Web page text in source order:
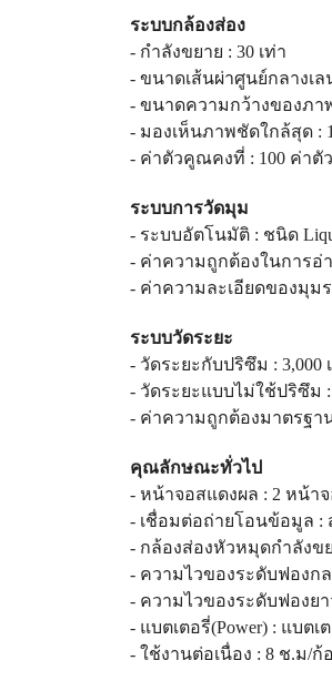
ระบบกล้องส่อง
- กำลังขยาย : 30 เท่า
- ขนาดเส้นผ่าศูนย์กลางเ
- ขนาดความกว้างของภา
- มองเห็นภาพชัดใกล้สุด :
- ค่าตัวคูณคงที่ : 100 ค่าตั
ระบบการวัดมุม
- ระบบอัตโนมัติ : ชนิด
- ค่าความถูกต้องในการอ่
- ค่าความละเอียดของมุม
ระบบวัดระยะ
- วัดระยะกับปริซึม : 3,000
- วัดระยะแบบไม่ใช้ปริซึม :
- ค่าความถูกต้องมาตรฐา
คุณลักษณะทั่วไป
- หน้าจอสแดงผล : 2 หน้า
- เชื่อมต่อถ่ายโอนข้อมูล :
- กล้องส่องหัวหมุดกำลังขย
- ความไวของระดับฟองก
- ความไวของระดับฟองย
- แบตเตอรี่(Power) : แบตเ
- ใช้งานต่อเนื่อง : 8 ช.ม/ก้